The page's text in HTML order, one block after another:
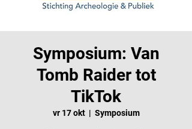
Symposium: Van
Tomb Raider tot
TikTok
vr 17 okt
  |
Symposium